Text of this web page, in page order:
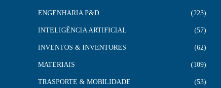
ENGENHARIA P&D 223
INTELIGÊNCIA ARTIFICIAL 57
INVENTOS & INVENTORES 62
MATERIAIS 109
TRASPORTE & MOBILIDADE 53